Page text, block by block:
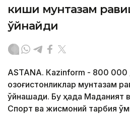
киши мунтазам
ўйнайди
ASTANА. Кazinform - 800 000
қозоғистонликлар мунтазам
ўйнашади. Бу ҳақда Маданият
Спорт ва жисмоний тарбия